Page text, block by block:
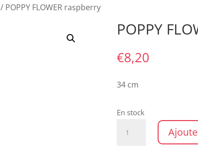
/ POPPY FLOWER raspberry
POPPY
€8,20
34 cm
En stock